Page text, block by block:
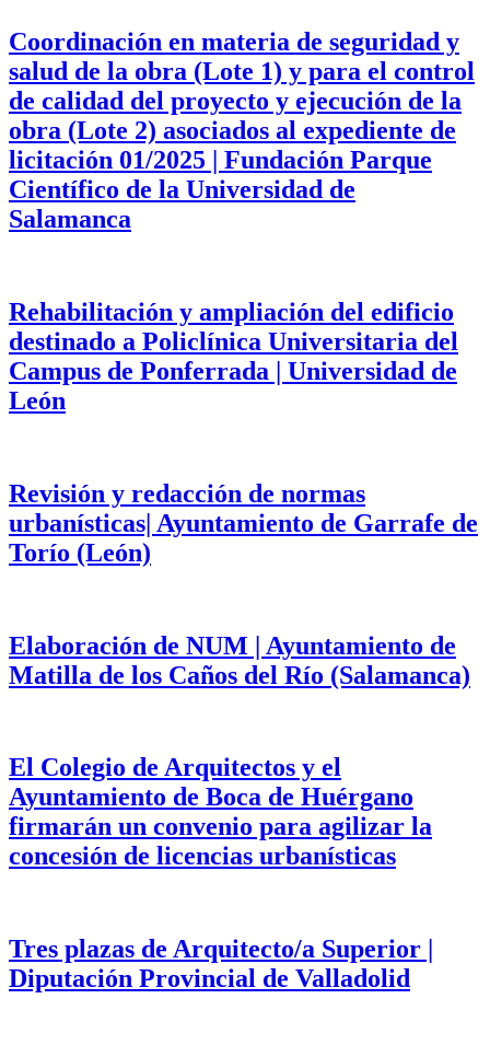
Coordinación en materia de seguridad y
salud de la obra (Lote 1) y para el control
de calidad del proyecto y ejecución de la
obra (Lote 2) asociados al expediente de
licitación 01/2025 | Fundación Parque
Científico de la Universidad de
Salamanca
Rehabilitación y ampliación del edificio
destinado a Policlínica Universitaria del
Campus de Ponferrada | Universidad de
León
Revisión y redacción de normas
urbanísticas| Ayuntamiento de Garrafe de
Torío (León)
Elaboración de NUM | Ayuntamiento de
Matilla de los Caños del Río (Salamanca)
El Colegio de Arquitectos y el
Ayuntamiento de Boca de Huérgano
firmarán un convenio para agilizar la
concesión de licencias urbanísticas
Tres plazas de Arquitecto/a Superior |
Diputación Provincial de Valladolid